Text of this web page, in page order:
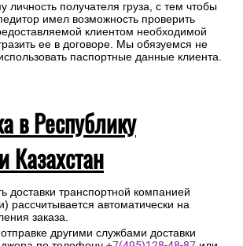
личность получателя груза, с тем чтобы
имел возможность проверить
клиентом необходимой
ее в договоре. Мы обязуемся не
паспортные данные клиента.
в Республику
Казахстан
доставки транспортной компанией
рассчитывается автоматически на
заказа.
другими службами доставки